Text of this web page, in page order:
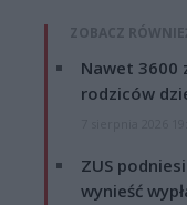
ZOBACZ
Nawet 3600
rodziców
ZUS
wynieść